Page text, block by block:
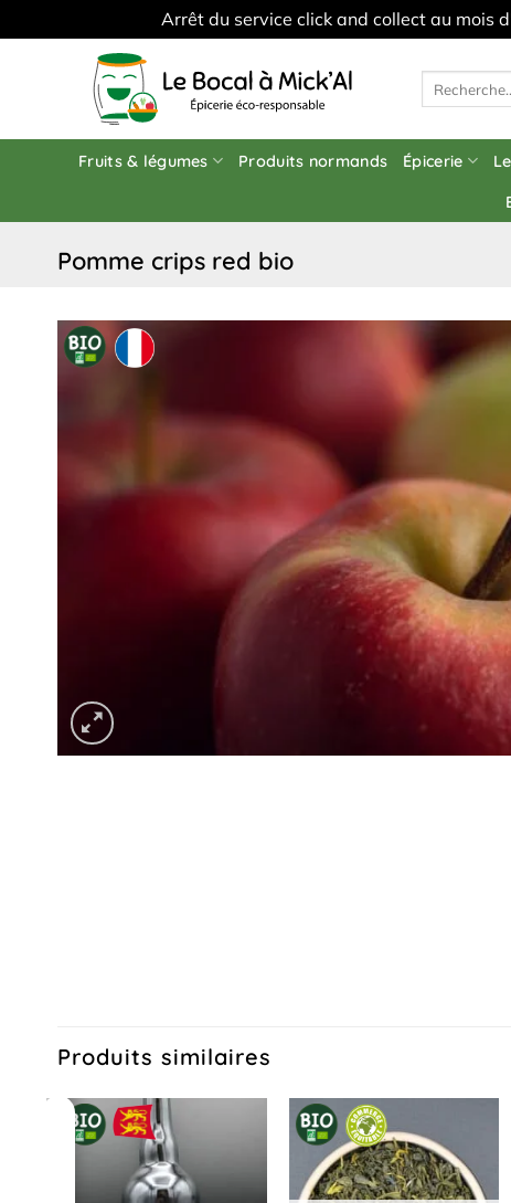
Arrêt du service click and collect au mois
Fruits & légumes Produits normands Épicerie
pomme crips red bio
Produits similaires